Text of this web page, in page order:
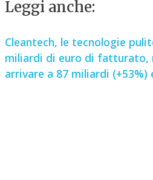
Leggi anche:
Cleantech, le tecnologie
miliardi di euro di fatturato,
arrivare a 87 miliardi (+53%)